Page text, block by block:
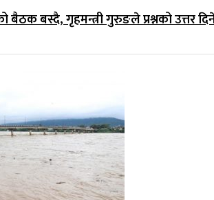
बैठक बस्दै, गृहमन्त्री गुरुङले प्रश्नको उत्तर